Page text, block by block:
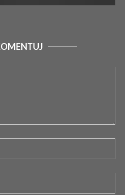
ZNAMY PEŁNY SKŁAD